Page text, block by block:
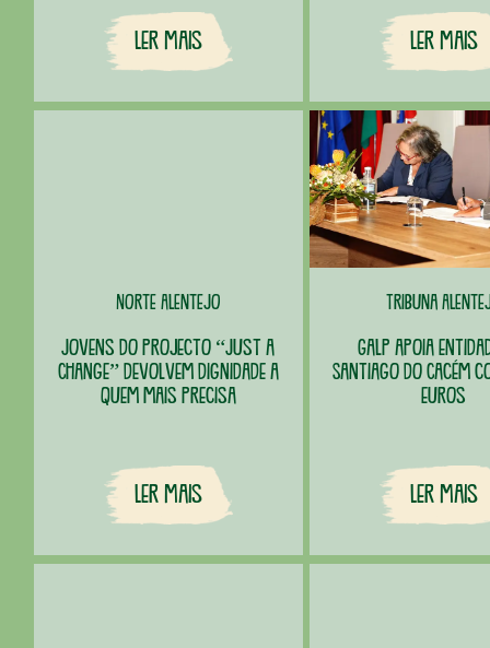
Ler Mais Ler Mais
Norte Alentejo
Jovens do projecto “Just a
Change” devolvem dignidade a
quem mais precisa
Ler Mais
Tribuna
Galp apoia
Santiago do Cacém
euros
Ler Mais